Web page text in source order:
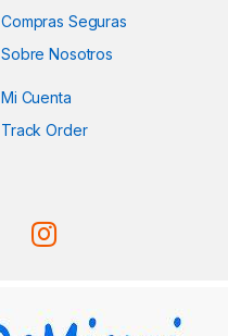
Compras Seguras
Sobre Nosotros
Mi Cuenta
Track Order